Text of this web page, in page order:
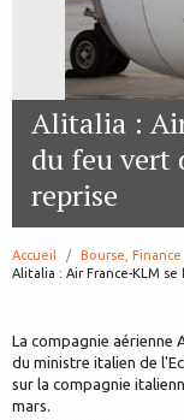
Alitalia :
du feu vert
reprise
Accueil
Bourse, Finance
page:
Alitalia : Air France-KLM
La compagnie aérienne
du ministre italien de
sur la compagnie
mars.